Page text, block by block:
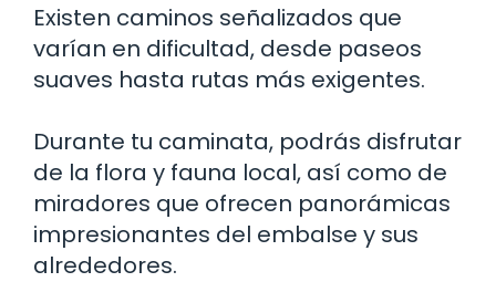
Existen caminos señalizados que
varían en dificultad, desde paseos
suaves hasta rutas más exigentes.
Durante tu caminata, podrás disfrutar
de la flora y fauna local, así como de
miradores que ofrecen panorámicas
impresionantes del embalse y sus
alrededores.